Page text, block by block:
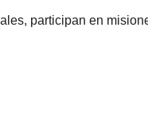
participan en